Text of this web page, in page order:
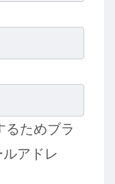
るためブラ
アドレ